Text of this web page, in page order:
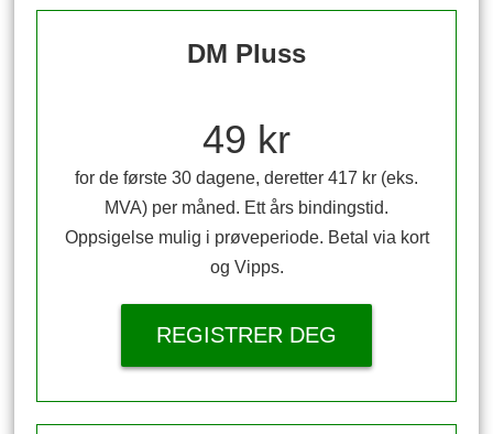
DM Pluss
49 kr
for de første 30 dagene, deretter 417 kr (eks.
MVA) per måned. Ett års bindingstid.
Oppsigelse mulig i prøveperiode. Betal via kort
og Vipps.
REGISTRER DEG